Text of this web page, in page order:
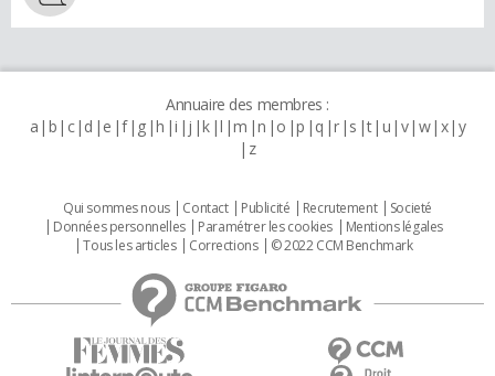
Annuaire des membres :
a b c d e f g h i j k l m n o p q r s t u v w x y
z
Qui sommes nous Contact Publicité Recrutement
Societé
Données personnelles
Paramétrer les cookies
Mentions légales
Tous les articles
Corrections © 2022 CCM Benchmark